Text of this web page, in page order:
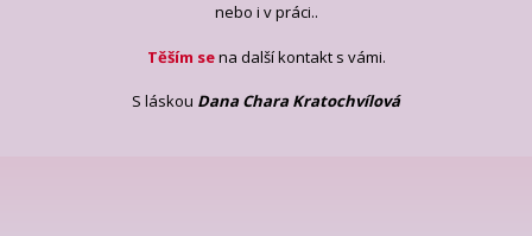
nebo i v práci..
Těším sena další kontakt s vámi.
S láskou Dana Chara Kratochvílová